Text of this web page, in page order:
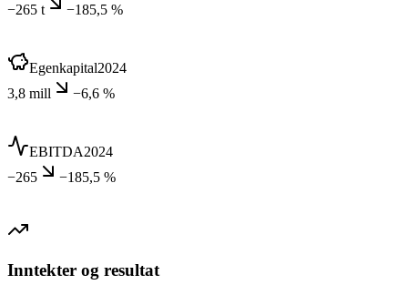
−265 t
−185,5 %
Egenkapital2024
3,8 mill
−6,6 %
EBITDA2024
−265
−185,5 %
Inntekter og resultat